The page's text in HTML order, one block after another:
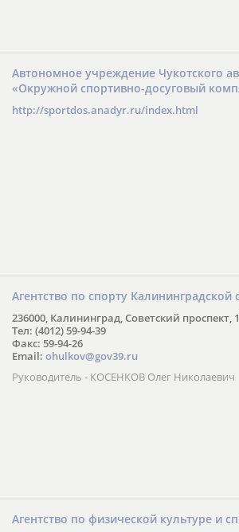
Автономное учреждение Чукотского
«Окружной спортивно-досуговый
http://sportdos.anadyr.ru/index.html
Агентство по спорту Калининградской
236000, Калининград, Советский проспект,
Тел: (4012) 59-94-39
Факс: 59-94-26
Email: ohulkov@gov39.ru
Руководитель - КОСЕНКОВ Олег Николаевич
Агентство по физической культуре и